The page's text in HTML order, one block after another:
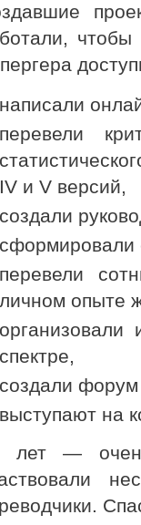
написали
перевели
IV и V версий,
создали
сформировали
перевели
личном опыте
организовали
спектре,
создали
выступают на
лет —